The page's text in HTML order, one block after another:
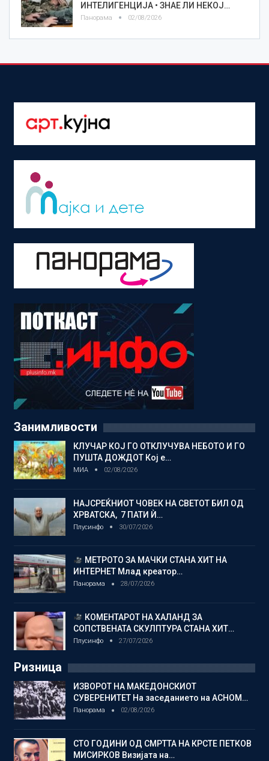
ИНТЕЛИГЕНЦИЈА • ЗНАЕ ЛИ НЕКОЈ…
Панорама 02/08/2026
Занимливости
КЛУЧАР КОЈ ГО ОТКЛУЧУВА НЕБОТО И ГО
ПУШТА ДОЖДОТ Кој е…
МИА 02/08/2026
НАЈСРЕЌНИОТ ЧОВЕК НА СВЕТОТ БИЛ ОД
ХРВАТСКА, 7 ПАТИ Ѝ…
Плусинфо 30/07/2026
МЕТРОТО ЗА МАЧКИ СТАНА ХИТ НА
ИНТЕРНЕТ Млад креатор…
Панорама 28/07/2026
КОМЕНТАРОТ НА ХАЛАНД ЗА
СОПСТВЕНАТА СКУЛПТУРА СТАНА ХИТ…
Плусинфо 27/07/2026
Ризница
ИЗВОРОТ НА МАКЕДОНСКИОТ
СУВЕРЕНИТЕТ На заседанието на АСНОМ…
Панорама 02/08/2026
СТО ГОДИНИ ОД СМРТТА НА КРСТЕ ПЕТКОВ
МИСИРКОВ Визијата на…